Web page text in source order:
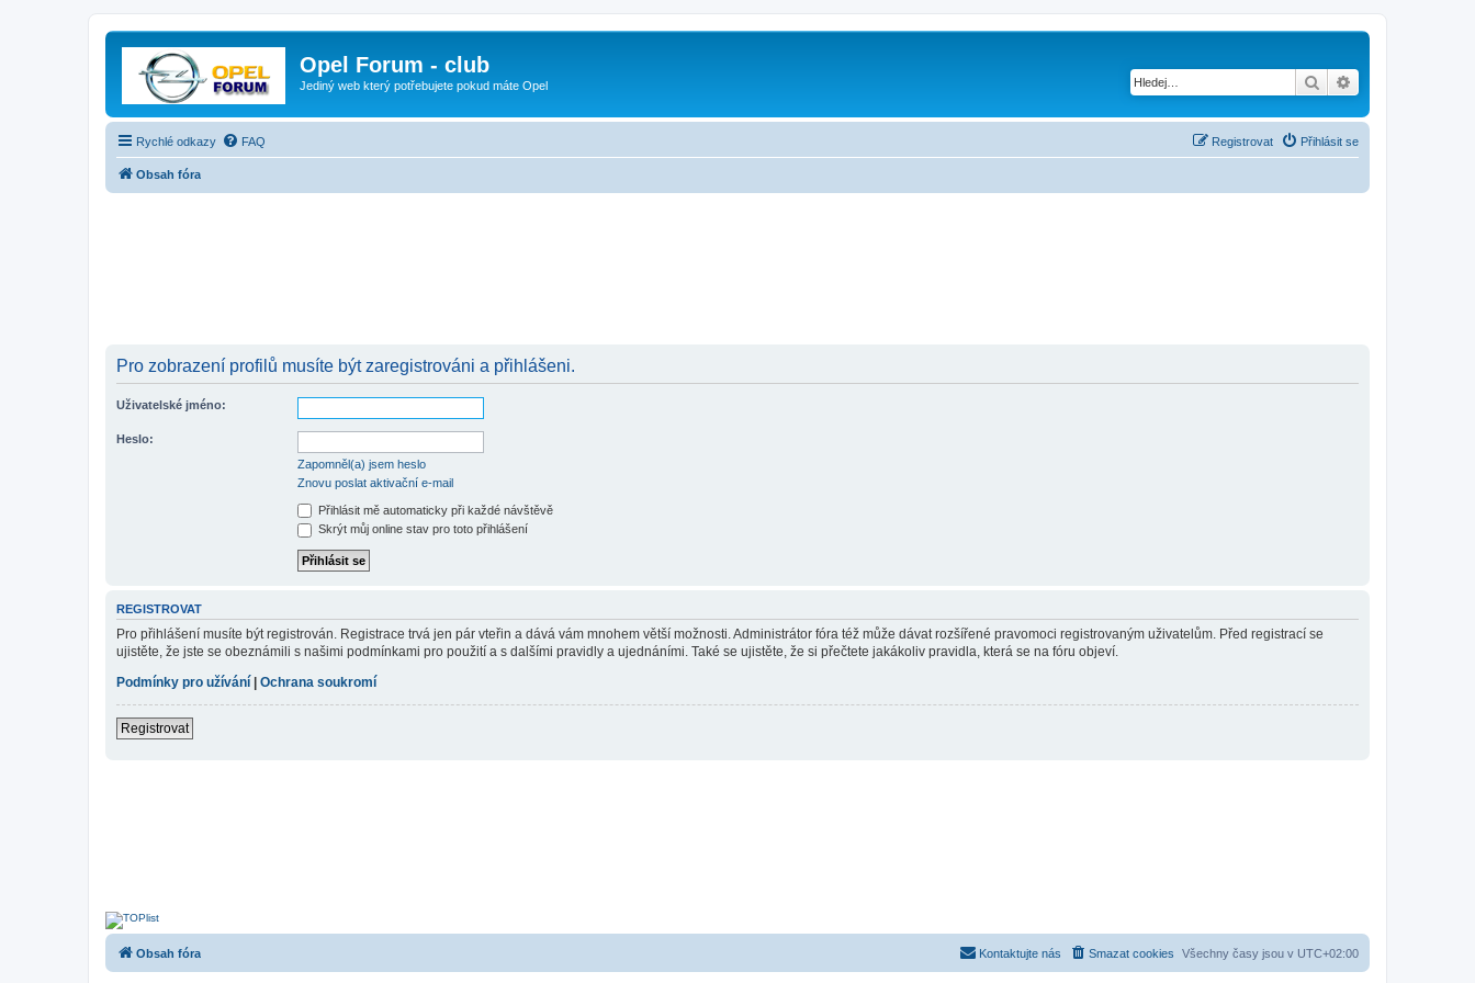
Opel Forum - club
Jediný web který potřebujete pokud máte Opel Hledat
Rychlé odkazy FAQ Přihlásit se
Registrovat
Obsah fóra
Pro zobrazení profilů musíte být zaregistrováni a přihlášeni.
Uživatelské jméno:
Heslo:
Zapomněl(a) jsem heslo
Znovu poslat aktivační e-mail
Přihlásit mě automaticky při každé návštěvě
Skrýt můj online stav pro toto přihlášení
REGISTROVAT
Pro přihlášení musíte být registrován. Registrace trvá jen pár vteřin a dává vám mnohem větší možnosti. Administrátor fóra též může dávat rozšířené pravomoci registrovaným uživatelům. Před registrací se
ujistěte, že jste se obeznámili s našimi podmínkami pro použití a s dalšími pravidly a ujednáními. Také se ujistěte, že si přečtete jakákoliv pravidla, která se na fóru objeví.
Podmínky pro užívání
Ochrana soukromí
Registrovat
Obsah fóra Všechny časy jsou v UTC+02:00
Smazat cookies
Kontaktujte nás